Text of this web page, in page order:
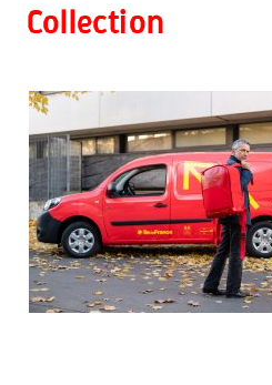
Collection